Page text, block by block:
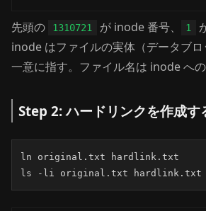
先頭の 1310721 が inode 番号、 1
inode はファイルの実体（データブ
一意に指す。ファイル名は inode への
Step 2: ハードリンクを作成す
ln original.txt hardlink.txt
ls -li original.txt hardlink.txt